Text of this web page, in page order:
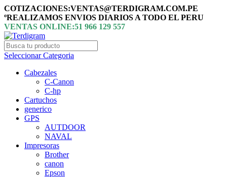
COTIZACIONES:VENTAS@TERDIGRAM.COM.PE
ºREALIZAMOS ENVIOS DIARIOS A TODO EL PERU
VENTAS ONLINE:51 966 129 557
Seleccionar Categoria
Cabezales
C-Canon
C-hp
Cartuchos
generico
GPS
AUTDOOR
NAVAL
Impresoras
Brother
canon
Epson